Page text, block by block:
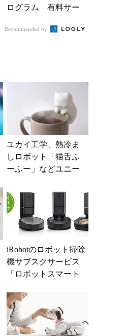
ログラム 有料サー
放しづらいオーナー
Recommended by
ユカイ工学、熱冷ま
しロボット「猫舌ふ
ーふー」などユニー
を発表
iRobotのロボット掃除
機サブスクサービス
「ロボットスマート
ーアル